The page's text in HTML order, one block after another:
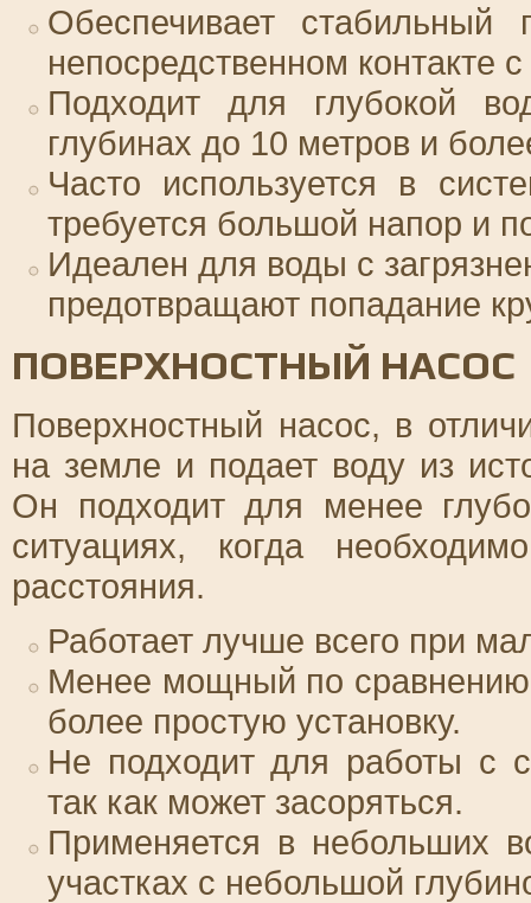
Обеспечивает
непосредственном контакте
Подходит для глубокой
глубинах до 10 метров и
Часто используется в
требуется большой напор и
Идеален для воды с
предотвращают попадание
ПОВЕРХНОСТНЫЙ НАСОС
Поверхностный насос, в
на земле и подает воду из
Он подходит для менее
ситуациях, когда
расстояния.
Работает лучше всего при
Менее мощный по
более простую установку.
Не подходит для работы с
так как может засоряться.
Применяется в небольших
участках с небольшой